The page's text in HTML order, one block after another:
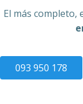
El más completo,
093 950 178